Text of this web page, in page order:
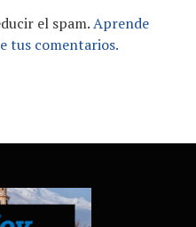
el spam.Aprende
tus comentarios.